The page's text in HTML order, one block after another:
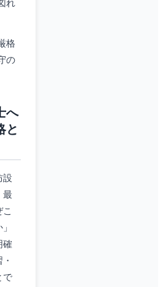
れ
格
の
へ
と
設
最
確
で